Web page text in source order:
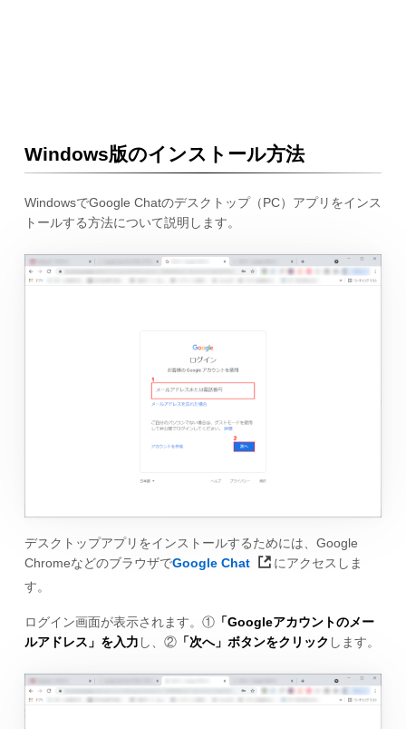
Windows版のインストール方法
WindowsでGoogle Chatのデスクトップ（PC）アプリをインス
トールする方法について説明します。
デスクトップアプリをインストールするためには、Google
ChromeなどのブラウザでGoogle Chat
にアクセスしま
す。
ログイン画面が表示されます。①「Googleアカウントのメー
ルアドレス」を入力 し、②「次へ」ボタンをクリック します。